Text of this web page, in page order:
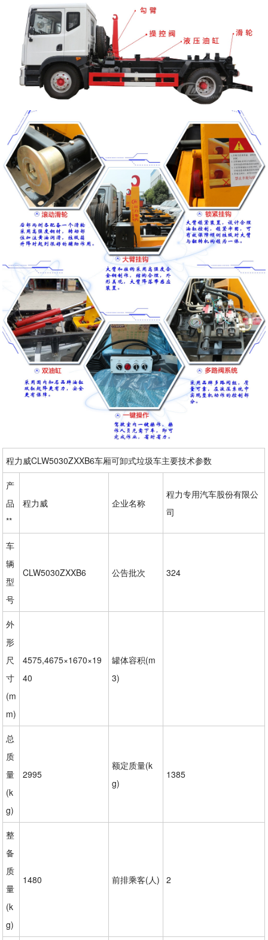
程力威CLW5030ZXXB6车厢可卸式垃圾车主要技术参数
产
品
**
程力威 企业名称
程力专用汽车股份有限公
司
车
辆
型
号
CLW5030ZXXB6 公告批次 324
外
形
尺
寸
(m
m)
4575,4675×1670×19
40
罐体容积(m
3)
总
质
量
(k
g)
2995
额定质量(k
g)
1385
整
备
质
量
(k
g)
1480 前排乘客(人) 2